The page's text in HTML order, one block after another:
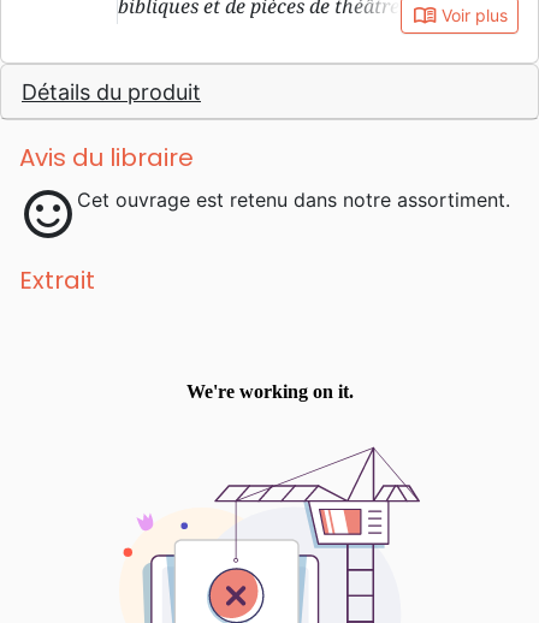
bibliques et de pièces de théâtre, notamment.
book_open Voir plus
Détails du produit
Avis du libraire
sentiment_satisfied Cet ouvrage est retenu dans notre assortiment.
Extrait